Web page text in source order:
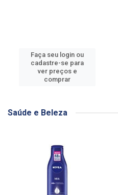
Faça seu login ou
cadastre-se para
ver preços e
comprar
Saúde e Beleza